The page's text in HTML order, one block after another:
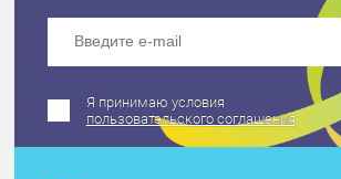
Я принимаю условия
пользовательского соглашения